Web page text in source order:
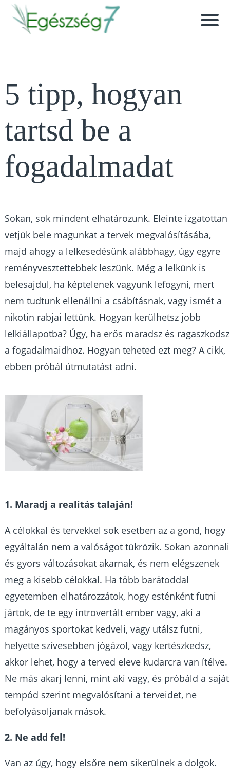
5 tipp, hogyan
tartsd be a
fogadalmadat
Sokan, sok mindent elhatározunk. Eleinte izgatottan
vetjük bele magunkat a tervek megvalósításába,
majd ahogy a lelkesedésünk alábbhagy, úgy egyre
reményvesztettebbek leszünk. Még a lelkünk is
belesajdul, ha képtelenek vagyunk lefogyni, mert
nem tudtunk ellenállni a csábításnak, vagy ismét a
nikotin rabjai lettünk. Hogyan kerülhetsz jobb
lelkiállapotba? Úgy, ha erős maradsz és ragaszkodsz
a fogadalmaidhoz. Hogyan teheted ezt meg? A cikk,
ebben próbál útmutatást adni.
1. Maradj a realitás talaján!
A célokkal és tervekkel sok esetben az a gond, hogy
egyáltalán nem a valóságot tükrözik. Sokan azonnali
és gyors változásokat akarnak, és nem elégszenek
meg a kisebb célokkal. Ha több barátoddal
egyetemben elhatározzátok, hogy esténként futni
jártok, de te egy introvertált ember vagy, aki a
magányos sportokat kedveli, vagy utálsz futni,
helyette szívesebben jógázol, vagy kertészkedsz,
akkor lehet, hogy a terved eleve kudarcra van ítélve.
Ne más akarj lenni, mint aki vagy, és próbáld a saját
tempód szerint megvalósítani a terveidet, ne
befolyásoljanak mások.
2. Ne add fel!
Van az úgy, hogy elsőre nem sikerülnek a dolgok.